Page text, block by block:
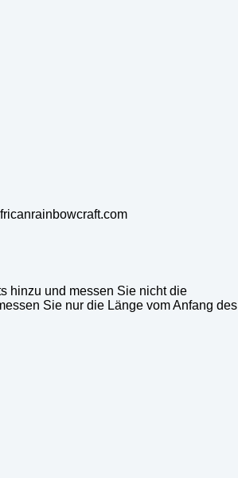
hinzu und messen Sie nicht die
Sie nur die Länge vom Anfang des